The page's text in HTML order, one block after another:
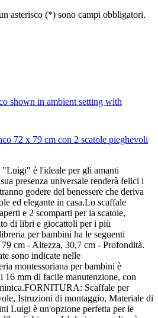
asterisco (*) sono campi obbligatori.
72 x 79 cm con 2 scatole pieghevoli
è l'ideale per gli amanti
presenza universale renderà felici i
godere del benessere che deriva
ed elegante in casa.Lo scaffale
e 2 scomparti per la scatole,
di libri e giocattoli per i più
per bambini ha le seguenti
cm - Altezza, 30,7 cm - Profondità.
sono indicate nelle
montessoriana per bambini è
16 mm di facile manutenzione, con
Scaffale per
Istruzioni di montaggio, Materiale di
Luigi è un'opzione perfetta per le